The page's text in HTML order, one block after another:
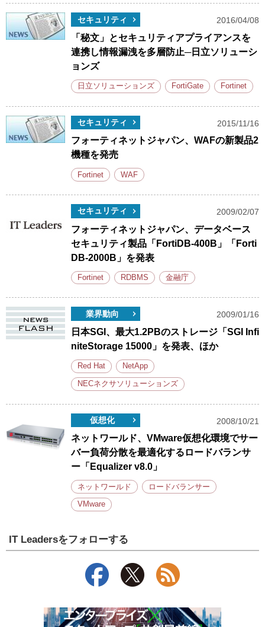
セキュリティ 2016/04/08
「秘文」とセキュリティアプライアンスを
連携し情報漏洩を多層防止─日立ソリューシ
ョンズ
日立ソリューションズ FortiGate Fortinet
セキュリティ 2015/11/16
フォーティネットジャパン、WAFの新製品2
機種を発売
Fortinet WAF
セキュリティ 2009/02/07
フォーティネットジャパン、データベース
セキュリティ製品「FortiDB-400B」「Forti
DB-2000B」を発表
Fortinet RDBMS 金融庁
業界動向 2009/01/16
日本SGI、最大1.2PBのストレージ「SGI Infi
niteStorage 15000」を発表、ほか
Red Hat NetApp
NECネクサソリューションズ
仮想化 2008/10/21
ネットワールド、VMware仮想化環境でサー
バー負荷分散を最適化するロードバランサ
ー「Equalizer v8.0」
ネットワールド ロードバランサー
VMware
IT Leadersをフォローする